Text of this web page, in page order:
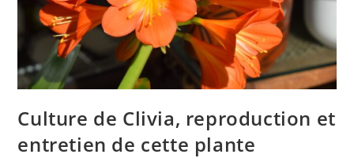
Culture de Clivia, reproduction et
entretien de cette plante